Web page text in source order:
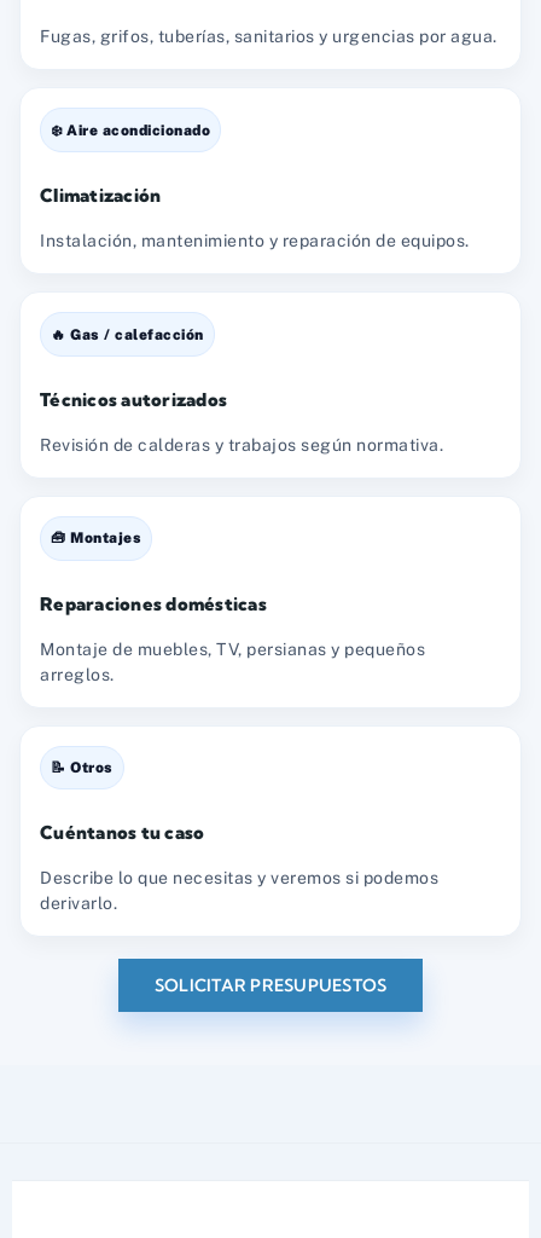
Fugas, grifos, tuberías, sanitarios y urgencias por agua.
❄️ Aire acondicionado
Climatización
Instalación, mantenimiento y reparación de equipos.
🔥 Gas / calefacción
Técnicos autorizados
Revisión de calderas y trabajos según normativa.
🧰 Montajes
Reparaciones domésticas
Montaje de muebles, TV, persianas y pequeños
arreglos.
📝 Otros
Cuéntanos tu caso
Describe lo que necesitas y veremos si podemos
derivarlo.
SOLICITAR PRESUPUESTOS